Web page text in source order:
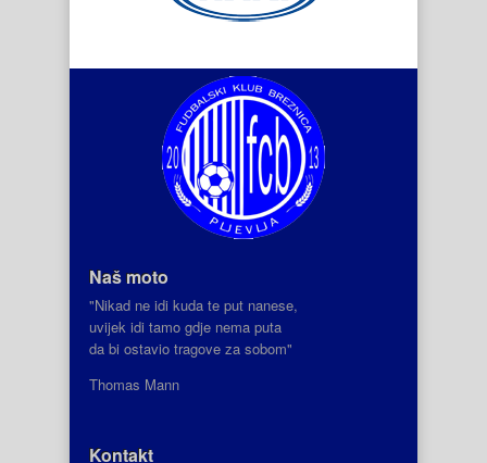
Naš moto
"Nikad ne idi kuda te put nanese,
uvijek idi tamo gdje nema puta
da bi ostavio tragove za sobom"
Thomas Mann
Kontakt